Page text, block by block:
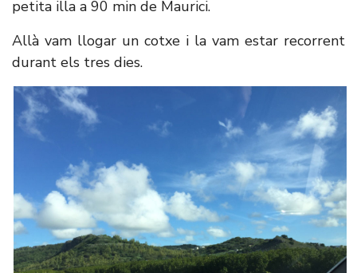
petita illa a 90 min de Maurici.
Allà vam llogar un cotxe i la vam estar recorrent
durant els tres dies.